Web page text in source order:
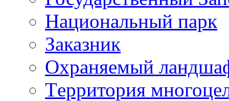
Национальный парк
Заказник
Oхраняемый
Tерритория